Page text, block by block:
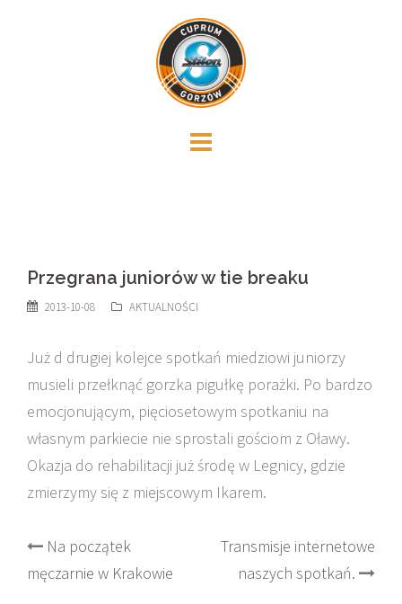
Przegrana juniorów w tie breaku
2013-10-08 AKTUALNOŚCI
Już d drugiej kolejce spotkań miedziowi juniorzy
musieli przełknąć gorzka pigułkę porażki. Po bardzo
emocjonującym, pięciosetowym spotkaniu na
własnym parkiecie nie sprostali gościom z Oławy.
Okazja do rehabilitacji już środę w Legnicy, gdzie
zmierzymy się z miejscowym Ikarem.
Post
navigation
Na początek
męczarnie w Krakowie
Transmisje internetowe
naszych spotkań.